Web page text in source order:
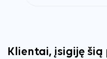
Klientai, įsigiję